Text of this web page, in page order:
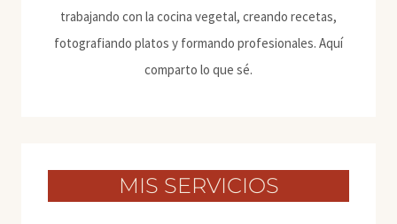
trabajando con la cocina vegetal, creando recetas,
fotografiando platos y formando profesionales. Aquí
comparto lo que sé.
MIS SERVICIOS